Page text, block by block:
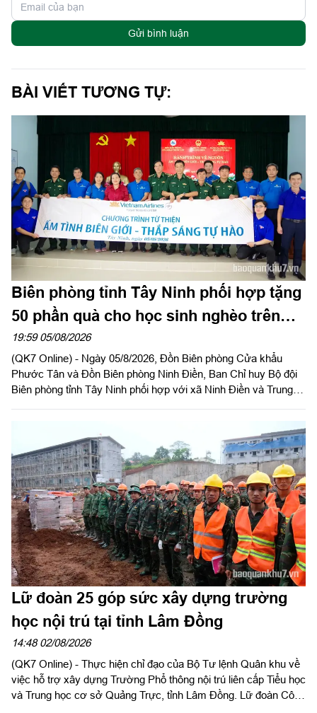
Gửi bình luận
BÀI VIẾT TƯƠNG TỰ:
Biên phòng tỉnh Tây Ninh phối hợp tặng
50 phần quà cho học sinh nghèo trên
biên giới
19:59 05/08/2026
(QK7 Online) - Ngày 05/8/2026, Đồn Biên phòng Cửa khẩu
Phước Tân và Đồn Biên phòng Ninh Điền, Ban Chỉ huy Bộ đội
Biên phòng tỉnh Tây Ninh phối hợp với xã Ninh Điền và Trung
Lữ đoàn 25 góp sức xây dựng trường
học nội trú tại tỉnh Lâm Đồng
14:48 02/08/2026
(QK7 Online) - Thực hiện chỉ đạo của Bộ Tư lệnh Quân khu về
việc hỗ trợ xây dựng Trường Phổ thông nội trú liên cấp Tiểu học
và Trung học cơ sở Quảng Trực, tỉnh Lâm Đồng. Lữ đoàn Công